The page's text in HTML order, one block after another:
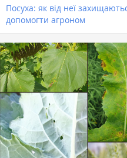
Посуха: як від неї
допомогти агроном